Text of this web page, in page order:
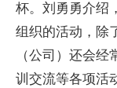
杯。刘勇勇介绍
组织的活动，除
（公司）还会
训交流等各项活